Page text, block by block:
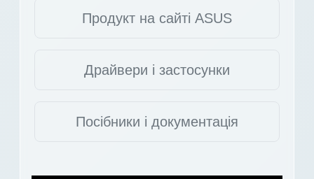
Продукт на сайті ASUS
Драйвери і застосунки
Посібники і документація